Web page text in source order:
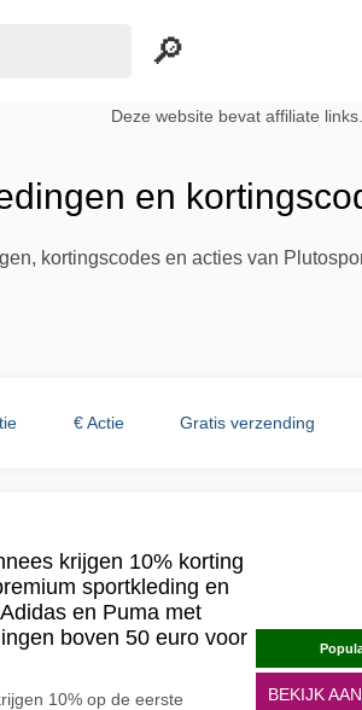
Deze website bevat affiliate links.
en
kortingscodes en acties van
€ Actie Gratis verzending
krijgen 10% korting
sportkleding en
en Puma met
boven 50 euro voor
10% op de eerste
BEKIJK